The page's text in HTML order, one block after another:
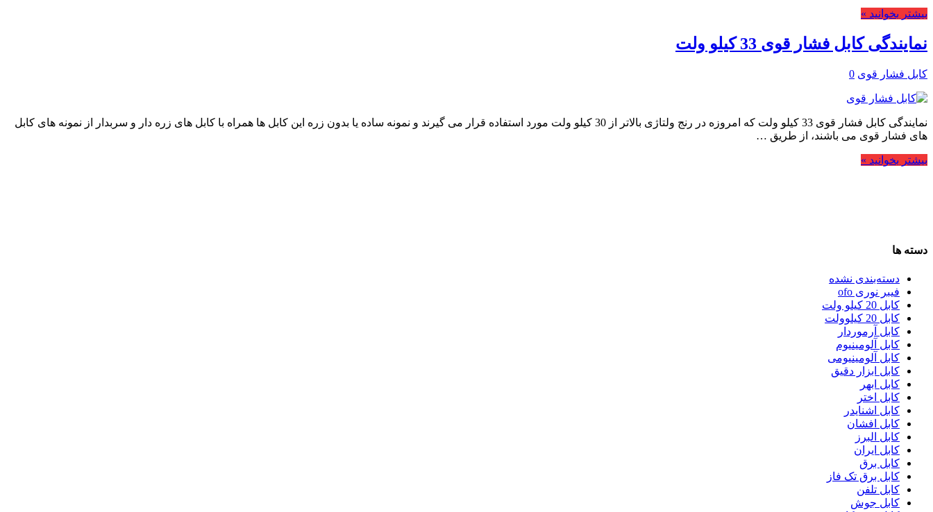
بیشتر بخوانید »
نمایندگی کابل فشار قوی 33 کیلو ولت
کابل فشار قوی 0
نمایندگی کابل فشار قوی 33 کیلو ولت که امروزه در رنج ولتاژی بالاتر از 30 کیلو ولت مورد استفاده قرار می گیرند و نمونه ساده یا بدون زره این کابل ها همراه با کابل های زره دار و سربدار از نمونه های کابل
های فشار قوی می باشند، از طریق …
بیشتر بخوانید »
دسته ها
دسته‌بندی نشده
فیبر نوری ofo
کابل 20 کیلو ولت
کابل 20 کیلوولت
کابل آرموردار
کابل آلومینیوم
کابل آلومینیومی
کابل ابزار دقیق
کابل ابهر
کابل اختر
کابل اشنایدر
کابل افشان
کابل البرز
کابل ایران
کابل برق
کابل برق تک فاز
کابل تلفن
کابل جوش